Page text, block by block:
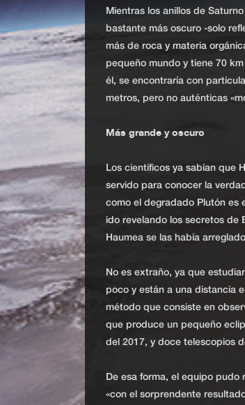
Mientras los anillos de
bastante más oscuro -solo
más de roca y materia
pequeño mundo y tiene 70
él, se encontraría con
metros, pero no auténticas
Más grande y oscuro
Los científicos ya sabían que
servido para conocer la
como el degradado Plutón es
ido revelando los secretos de
Haumea se las había
No es extraño, ya que
poco y están a una distancia
método que consiste en
que produce un pequeño
del 2017, y doce telescopios
De esa forma, el equipo pudo
«con el sorprendente